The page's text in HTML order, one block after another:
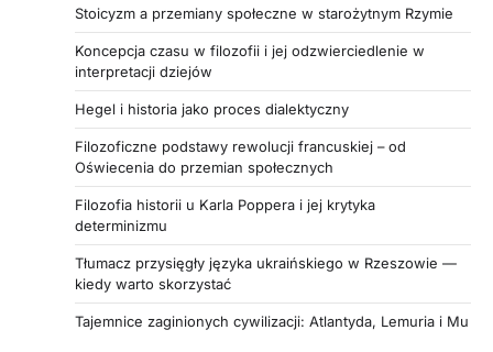
zapewnienie kompleksowej ochrony zarówno dla
domów jednorodzinnych, jak i obiektów
komercyjnych jest zachętą dla czytelników do
odwiedzenia strony
https://zabezpieczeniapoznan.pl/zestawy-
alarmowe-c-33_491.html, gdzie mogą uzyskać
potrzebne informacje i konsultacje. Artykuł zwraca
uwagę na znaczenie stosowania zaawansowanych
technologii monitoringu w zestawach alarmowych
oraz możliwość monitorowania w czasie
rzeczywistym, nagrywania obrazu czy korzystania z
aplikacji na smartfona lub komputera. Zachęta do
sprawdzenia pełnej oferty zestawów alarmowych
Stoicyzm a przemiany społeczne w starożytnym Rzymie
Koncepcja czasu w filozofii i jej odzwierciedlenie w
interpretacji dziejów
Hegel i historia jako proces dialektyczny
Filozoficzne podstawy rewolucji francuskiej – od
Oświecenia do przemian społecznych
Filozofia historii u Karla Poppera i jej krytyka
determinizmu
Tłumacz przysięgły języka ukraińskiego w Rzeszowie —
kiedy warto skorzystać
Tajemnice zaginionych cywilizacji: Atlantyda, Lemuria i Mu